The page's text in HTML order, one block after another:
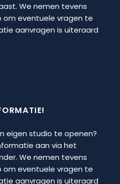
We nemen tevens
eventuele vragen te
aanvragen is uiteraard
eigen studio te openen?
aan via het
We nemen tevens
eventuele vragen te
aanvragen is uiteraard